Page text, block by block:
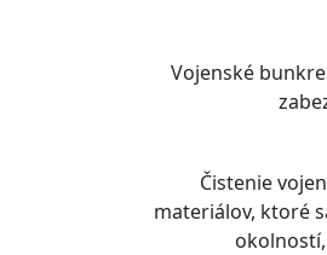
Vojenské
Čistenie
materiálov, ktoré